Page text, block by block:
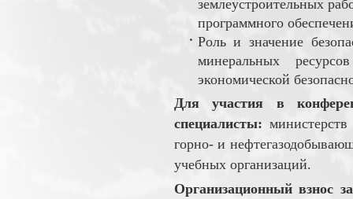
землеустроительных
программного
Роль и значение
минеральных
экономической
Для участия в
специалисты:
горно- и
учебных организаций.
Организационный взнос